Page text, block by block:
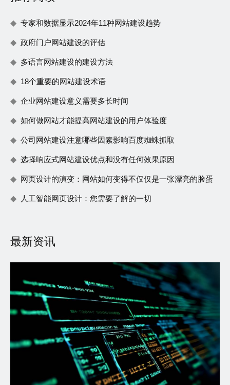
专家和数据显示2024年11种网站建设趋势
政府门户网站建设的评估
多语言网站建设的建设方法
18个重要的网站建设术语
企业网站建设意义需要多长时间
如何做网站才能提高网站建设的用户体验度
公司网站建设注意哪些因素影响百度蜘蛛抓取
选择响应式网站建设优点和没有任何效果原因
网页设计的演变：网站如何变得不仅仅是一张漂亮的脸蛋
人工智能网页设计：您需要了解的一切
最新资讯